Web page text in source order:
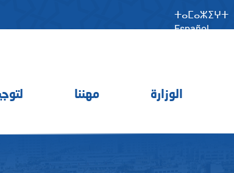
ⵜⴰⵎⴰⵣⵉⵖⵜ
Español
الوزارة مهننا